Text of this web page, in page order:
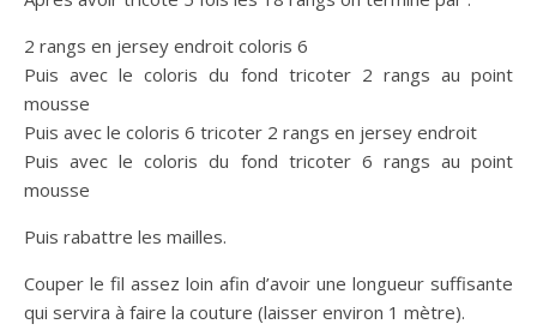
2 rangs en jersey endroit coloris 6
Puis avec le coloris du fond tricoter 2 rangs au point
mousse
Puis avec le coloris 6 tricoter 2 rangs en jersey endroit
Puis avec le coloris du fond tricoter 6 rangs au point
mousse
Puis rabattre les mailles.
Couper le fil assez loin afin d’avoir une longueur suffisante
qui servira à faire la couture (laisser environ 1 mètre).